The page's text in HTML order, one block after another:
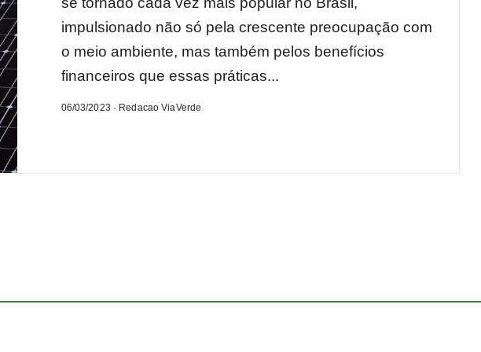
impulsionado não só pela crescente preocupação com
o meio ambiente, mas também pelos benefícios
financeiros que essas práticas...
06/03/2023 · Redacao ViaVerde